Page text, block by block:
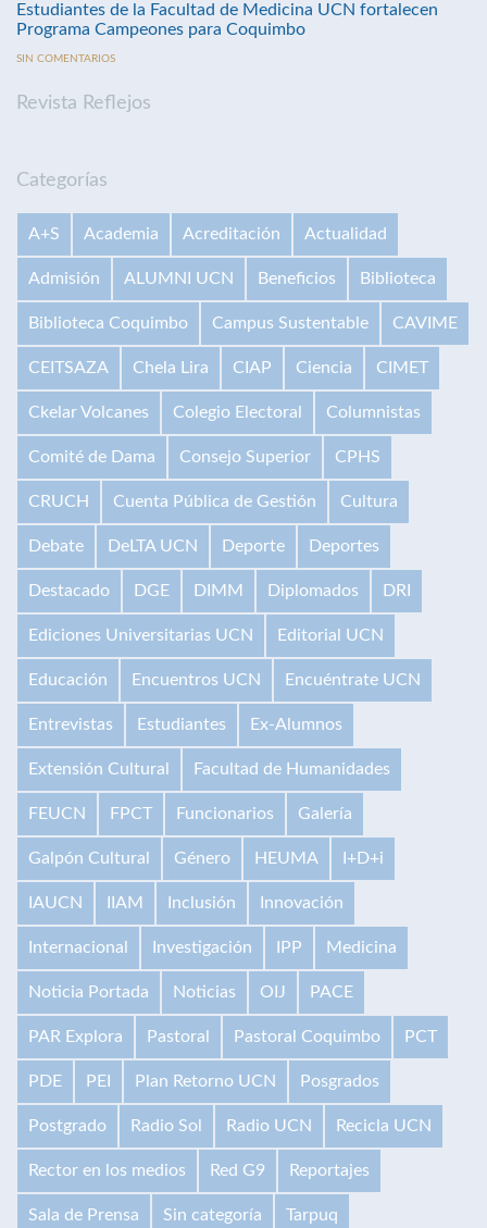
Estudiantes de la Facultad de Medicina UCN fortalecen
Programa Campeones para Coquimbo
SIN COMENTARIOS
Revista Reflejos
Categorías
A+S Academia Acreditación Actualidad
Admisión ALUMNI UCN Beneficios Biblioteca
Biblioteca Coquimbo Campus Sustentable CAVIME
CEITSAZA Chela Lira CIAP Ciencia CIMET
Ckelar Volcanes Colegio Electoral Columnistas
Comité de Dama Consejo Superior CPHS
CRUCH Cuenta Pública de Gestión Cultura
Debate DeLTA UCN Deporte Deportes
Destacado DGE DIMM Diplomados DRI
Ediciones Universitarias UCN Editorial UCN
Educación Encuentros UCN Encuéntrate UCN
Entrevistas Estudiantes Ex-Alumnos
Extensión Cultural Facultad de Humanidades
FEUCN FPCT Funcionarios Galería
Galpón Cultural Género HEUMA I+D+i
IAUCN IIAM Inclusión Innovación
Internacional Investigación IPP Medicina
Noticia Portada Noticias OIJ PACE
PAR Explora Pastoral Pastoral Coquimbo PCT
PDE PEI Plan Retorno UCN Posgrados
Postgrado Radio Sol Radio UCN Recicla UCN
Rector en los medios Red G9 Reportajes
Sala de Prensa Sin categoría Tarpuq